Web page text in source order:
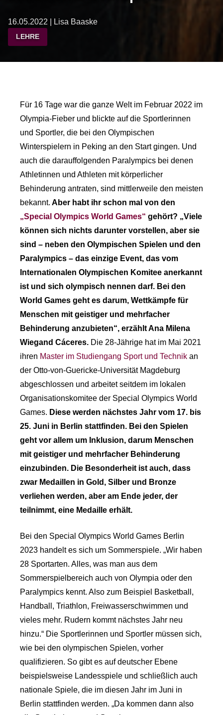
16.05.2022 | Lisa Baaske
LEHRE
Für 16 Tage war die ganze Welt im Februar 2022 im
Olympia-Fieber und blickte auf die Sportlerinnen
und Sportler, die bei den Olympischen
Winterspielern in Peking an den Start gingen. Und
auch die darauffolgenden Paralympics bei denen
Athletinnen und Athleten mit körperlicher
Behinderung antraten, sind mittlerweile den meisten
bekannt. Aber habt ihr schon mal von den
„Special Olympics World Games“ gehört? „Viele
können sich nichts darunter vorstellen, aber sie
sind – neben den Olympischen Spielen und den
Paralympics – das einzige Event, das vom
Internationalen Olympischen Komitee anerkannt
ist und sich olympisch nennen darf. Bei den
World Games geht es darum, Wettkämpfe für
Menschen mit geistiger und mehrfacher
Behinderung anzubieten“, erzählt Ana Milena
Wiegand Cáceres. Die 28-Jährige hat im Mai 2021
ihren Master im Studiengang Sport und Technik an
der Otto-von-Guericke-Universität Magdeburg
abgeschlossen und arbeitet seitdem im lokalen
Organisationskomitee der Special Olympics World
Games. Diese werden nächstes Jahr vom 17. bis
25. Juni in Berlin stattfinden. Bei den Spielen
geht vor allem um Inklusion, darum Menschen
mit geistiger und mehrfacher Behinderung
einzubinden. Die Besonderheit ist auch, dass
zwar Medaillen in Gold, Silber und Bronze
verliehen werden, aber am Ende jeder, der
teilnimmt, eine Medaille erhält.
Bei den Special Olympics World Games Berlin
2023 handelt es sich um Sommerspiele. „Wir haben
28 Sportarten. Alles, was man aus dem
Sommerspielbereich auch von Olympia oder den
Paralympics kennt. Also zum Beispiel Basketball,
Handball, Triathlon, Freiwasserschwimmen und
vieles mehr. Rudern kommt nächstes Jahr neu
hinzu.“ Die Sportlerinnen und Sportler müssen sich,
wie bei den olympischen Spielen, vorher
qualifizieren. So gibt es auf deutscher Ebene
beispielsweise Landesspiele und schließlich auch
nationale Spiele, die im diesen Jahr im Juni in
Berlin stattfinden werden. „Da kommen dann also